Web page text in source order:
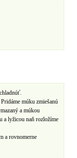
múku zmiešanú
a múkou
a lyžicou naň rozložíme
a rovnomerne